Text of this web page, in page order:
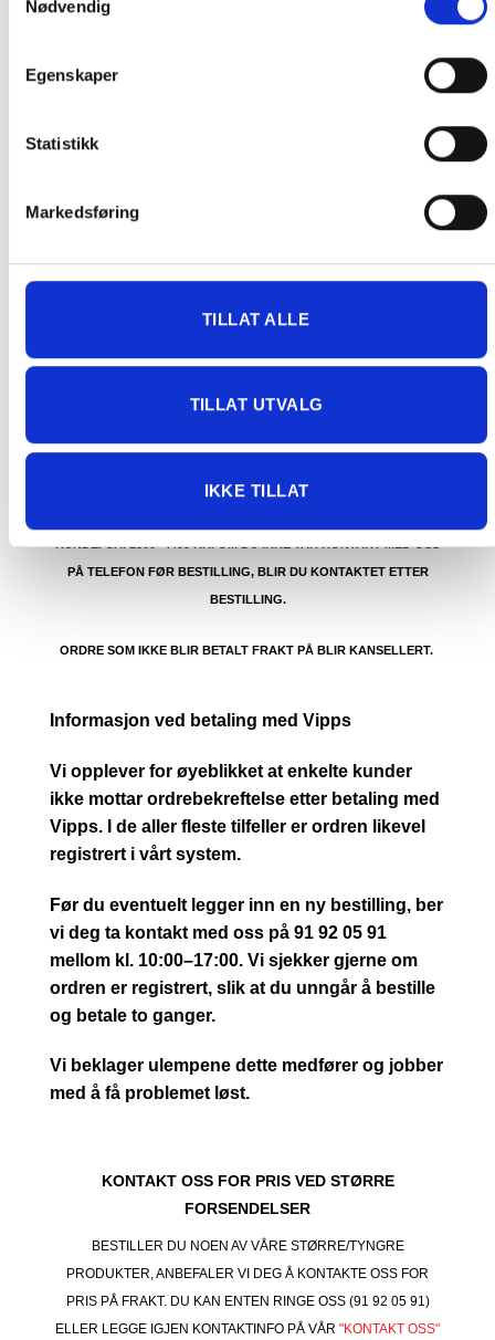
Nødvendig
Egenskaper
Statistikk
Markedsføring
TILLAT ALLE
TILLAT UTVALG
IKKE TILLAT
Noen produkter selges kun i
GRATIS FRAKT (Levert til hentested/butikk, ikke
MED POSTNORD. (BOBLEBAD, LOKK , GRILL, PIZZAOVN OSV.) TA
KUNDE. CA. 1500- 4499 KR. OM DU IKKE TAR KONTAKT MED OSS
PÅ TELEFON FØR BESTILLING, BLIR DU KONTAKTET ETTER
BESTILLING.
ORDRE SOM IKKE BLIR BETALT FRAKT PÅ BLIR KANSELLERT.
Informasjon ved betaling med Vipps
Vi opplever for øyeblikket at enkelte kunder
ikke mottar ordrebekreftelse etter betaling med
Vipps. I de aller fleste tilfeller er ordren likevel
registrert i vårt system.
Før du eventuelt legger inn en ny bestilling, ber
vi deg ta kontakt med oss på 91 92 05 91
mellom kl. 10:00–17:00. Vi sjekker gjerne om
ordren er registrert, slik at du unngår å bestille
og betale to ganger.
Vi beklager ulempene dette medfører og jobber
med å få problemet løst.
KONTAKT OSS FOR PRIS VED STØRRE
FORSENDELSER
BESTILLER DU NOEN AV VÅRE STØRRE/TYNGRE
PRODUKTER, ANBEFALER VI DEG Å KONTAKTE OSS FOR
PRIS PÅ FRAKT. DU KAN ENTEN RINGE OSS (91 92 05 91)
ELLER LEGGE IGJEN KONTAKTINFO PÅ VÅR "KONTAKT OSS"